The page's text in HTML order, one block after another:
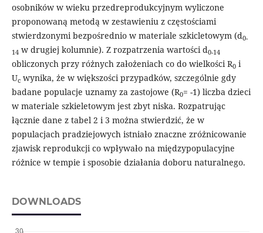
osobników w wieku przedreprodukcyjnym wyliczone
proponowaną metodą w zestawieniu z częstościami
stwierdzonymi bezpośrednio w materiale szkicletowym (d0-
14 w drugiej kolumnie). Z rozpatrzenia wartości d0-14
obliczonych przy różnych założeniach co do wielkości R0i
Ucwynika, że w większości przypadków, szczególnie gdy
badane populacje uznamy za zastojowe (R0= -1) liczba dzieci
w materiale szkieletowym jest zbyt niska. Rozpatrując
łącznie dane z tabel 2 i 3 można stwierdzić, że w
populacjach pradziejowych istniało znaczne zróżnicowanie
zjawisk reprodukcji co wpływało na międzypopulacyjne
różnice w tempie i sposobie działania doboru naturalnego.
DOWNLOADS